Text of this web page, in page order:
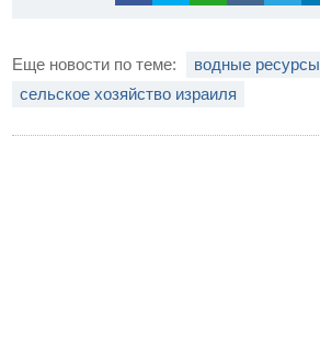
Еще новости по теме:
водные ресурсы
сельское хозяйство израиля